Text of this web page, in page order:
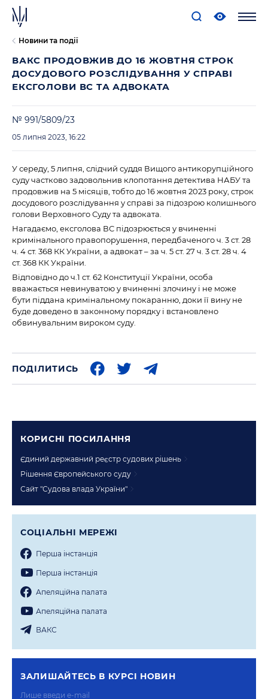
Новини та події
ВАКС ПРОДОВЖИВ ДО 16 ЖОВТНЯ СТРОК
ДОСУДОВОГО РОЗСЛІДУВАННЯ У СПРАВІ
ЕКСГОЛОВИ ВС ТА АДВОКАТА
№ 991/5809/23
05 липня 2023, 16:22
У середу, 5 липня, слідчий суддя Вищого антикорупційного
суду частково задовольнив клопотання детектива НАБУ та
продовжив на 5 місяців, тобто до 16 жовтня 2023 року, строк
досудового розслідування у справі за підозрою колишнього
голови Верховного Суду та адвоката.
Нагадаємо, ексголова ВС підозрюється у вчиненні
кримінального правопорушення, передбаченого ч. 3 ст. 28
ч. 4 ст. 368 КК України, а адвокат – за ч. 5 ст. 27 ч. 3 ст. 28 ч. 4
ст. 368 КК України.
Відповідно до ч.1 ст. 62 Конституції України, особа
вважається невинуватою у вчиненні злочину і не може
бути піддана кримінальному покаранню, доки її вину не
буде доведено в законному порядку і встановлено
обвинувальним вироком суду.
ПОДІЛИТИСЬ
КОРИСНI ПОСИЛАННЯ
Єдиний державний реєстр судових рішень
Рішення Європейського суду
Сайт "Судова влада України"
СОЦIАЛЬНI МЕРЕЖI
Перша iнстанцiя
Перша iнстанцiя
Апеляцiйна палата
Апеляцiйна палата
ВАКС
ЗАЛИШАЙТЕСЬ В КУРСI НОВИН